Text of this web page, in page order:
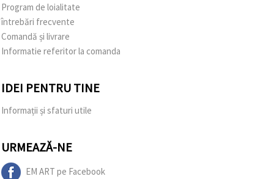
Program de loialitate
întrebări frecvente
Comandă și livrare
Informatie referitor la comanda
IDEI PENTRU TINE
Informații și sfaturi utile
URMEAZĂ-NE
EM ART pe Facebook